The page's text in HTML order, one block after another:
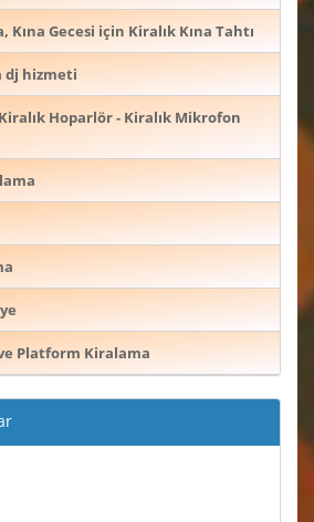
Kına Gecesi için Kiralık Kına Tahtı
dj hizmeti
Hoparlör - Kiralık Mikrofon
Platform Kiralama